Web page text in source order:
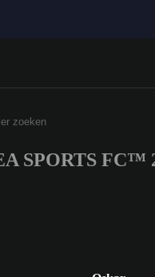
Enter a minimum of 3
SPORTS FC™